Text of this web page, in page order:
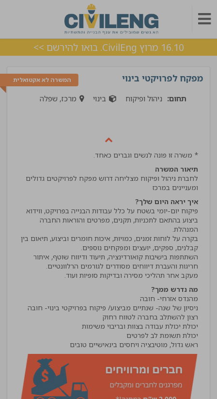
16.10 מרוץ CivilEng. בואו להירשם >>
המשרה לא אקטואלית מפקח לפרויקטי בינוי
תחום: ניהול ופיקוח בינוי מרכז, שפלה
* משרה זו פונה לנשים וגברים כאחד.
תיאור המשרה
לחברת ניהול ופיקוח מצליחה דרוש מפקח לפרויקטים גדולים
ומעניינים במרכז
איך יראה היום שלך?
פיקוח יום-יומי בשטח על כלל עבודות הבנייה בפרויקט, ווידוא
ביצוע בהתאם לתכניות, תקנים, מפרטים והוראות החברה
בקרה על לוחות זמנים, כמויות, איכות חומרים וביצוע, תיאום בין
השתתפות בישיבות קואורדינציה, תיעוד ודיווח שוטף, איתור
מעקב אחר תהליכי מסירה ובדיקות סופיות ועוד.
מה נדרש ממך?
ראש גדול, מוטיבציה ויחסים בינאישיים טובים